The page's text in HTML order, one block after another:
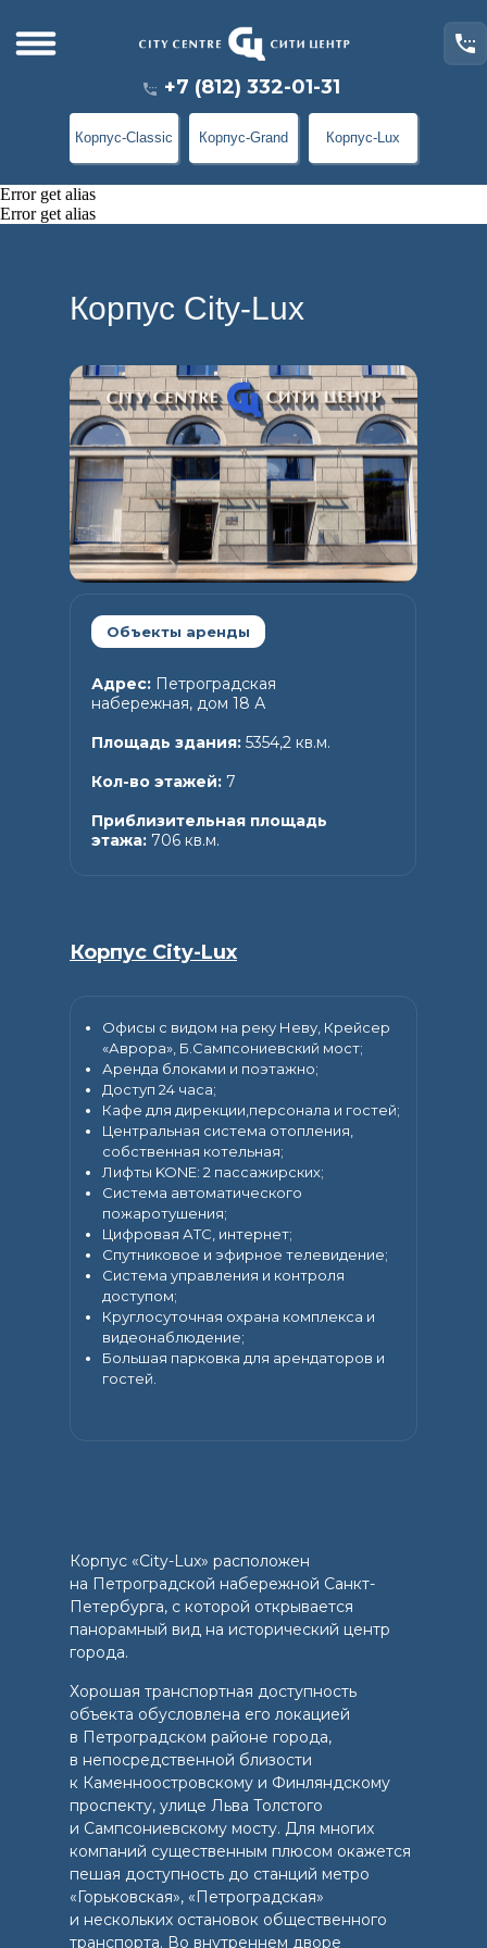
Корпус-Grand Корпус-Lux
Корпус-Classic
+7 (812) 332-01-31
Error get alias
Error get alias
Корпус City-Lux
Адрес: Петроградская
набережная, дом 18 А
Площадь здания: 5354,2 кв.м.
Кол-во этажей: 7
Приблизительная площадь
этажа: 706 кв.м.
Объекты аренды
Корпус City-Lux
Офисы с видом на реку Неву, Крейсер
«Аврора», Б.Сампсониевский мост;
Аренда блоками и поэтажно;
Доступ 24 часа;
Кафе для дирекции,персонала и гостей;
Центральная система отопления,
собственная котельная;
Лифты KONE: 2 пассажирских;
Система автоматического
пожаротушения;
Цифровая АТС, интернет;
Спутниковое и эфирное телевидение;
Система управления и контроля
доступом;
Круглосуточная охрана комплекса и
видеонаблюдение;
Большая парковка для арендаторов и
гостей.
Хорошая транспортная доступность
объекта обусловлена его локацией
в Петроградском районе города,
в непосредственной близости
к Каменноостровскому и Финляндскому
проспекту, улице Льва Толстого
и Сампсониевскому мосту. Для многих
компаний существенным плюсом окажется
пешая доступность до станций метро
«Горьковская», «Петроградская»
и нескольких остановок общественного
транспорта. Во внутреннем дворе
Корпус «City-Lux» расположен
на Петроградской набережной Санкт-
Петербурга, с которой открывается
панорамный вид на исторический центр
города.